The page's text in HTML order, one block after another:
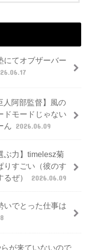
にてオブザーバー
人阿部監督】風の
ドモードじゃない
ん 2026.06.09
ぶ力】timelesz菊
りすごい（彼のす
るぜ）
2026.06.09
いでとった仕事は
らが来ていないので